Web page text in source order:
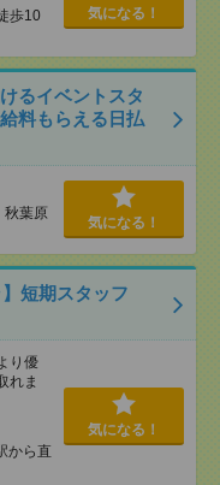
歩10
気になる！
るイベントスタ
料もらえる日払
秋葉原
気になる！
】短期スタッフ
り優
れま
から直
気になる！